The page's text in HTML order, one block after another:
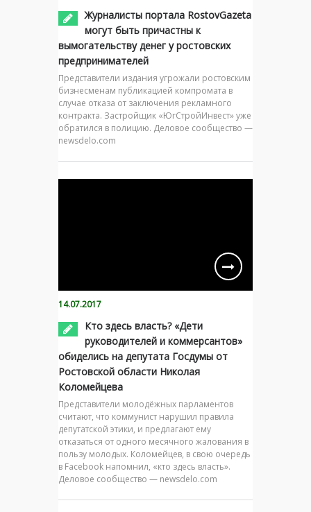
Журналисты портала RostovGazeta
могут быть причастны к
вымогательству денег у ростовских
предпринимателей
Представители издания угрожали ростовским
бизнесменам публикацией компромата в
случае отказа от заключения рекламного
контракта. Застройщик «ЮгСтройИнвест» уже
обратился в полицию. Деловое сообщество —
newsdelo.com
14.07.2017
Кто здесь власть? «Дети
руководителей и коммерсантов»
обиделись на депутата Госдумы от
Ростовской области Николая
Коломейцева
Представители молодёжных парламентов
считают, что коммунист нарушил правила
депутатской этики, и предлагают ему
отказаться от одного месячного жалования в
пользу молодых. Коломейцев, в свою очередь
в Facebook напомнил, «кто здесь власть».
Деловое сообщество — newsdelo.com